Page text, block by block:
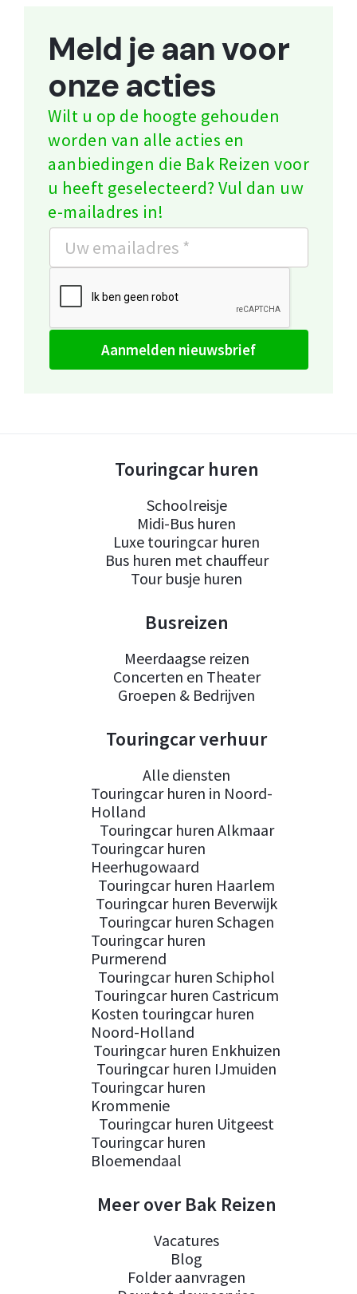
Meld je aan voor
onze acties
Wilt u op de hoogte gehouden
worden van alle acties en
aanbiedingen die Bak Reizen voor
u heeft geselecteerd? Vul dan uw
e-mailadres in!
aanmelden nieuwsbrief
Touringcar huren
Schoolreisje
Midi-Bus huren
Luxe touringcar huren
Bus huren met chauffeur
Tour busje huren
Busreizen
Meerdaagse reizen
Concerten en Theater
Groepen & Bedrijven
Touringcar verhuur
Alle diensten
Touringcar huren in Noord-
Holland
Touringcar huren Alkmaar
Touringcar huren
Heerhugowaard
Touringcar huren Haarlem
Touringcar huren Beverwijk
Touringcar huren Schagen
Touringcar huren
Purmerend
Touringcar huren Schiphol
Touringcar huren Castricum
Kosten touringcar huren
Noord-Holland
Touringcar huren Enkhuizen
Touringcar huren IJmuiden
Touringcar huren
Krommenie
Touringcar huren Uitgeest
Touringcar huren
Bloemendaal
Meer over Bak Reizen
Vacatures
Blog
Folder aanvragen